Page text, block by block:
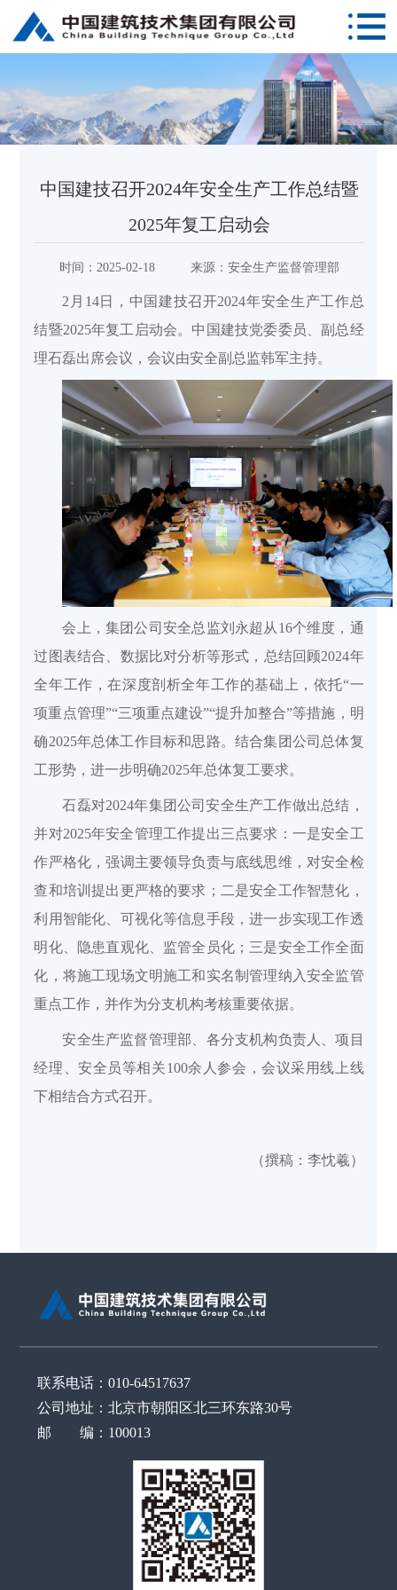
中国建技召开2024年安全生产工作总结暨
2025年复工启动会
时间： 2025-02-18 来源： 安全生产监督管理部
2月14日，中国建技召开2024年安全生产工作总
结暨2025年复工启动会。中国建技党委委员、副总经
理石磊出席会议，会议由安全副总监韩军主持。
会上，集团公司安全总监刘永超从16个维度，通
过图表结合、数据比对分析等形式，总结回顾2024年
全年工作，在深度剖析全年工作的基础上，依托“一
项重点管理”“三项重点建设”“提升加整合”等措施，明
确2025年总体工作目标和思路。结合集团公司总体复
工形势，进一步明确2025年总体复工要求。
石磊对2024年集团公司安全生产工作做出总结，
并对2025年安全管理工作提出三点要求：一是安全工
作严格化，强调主要领导负责与底线思维，对安全检
查和培训提出更严格的要求；二是安全工作智慧化，
利用智能化、可视化等信息手段，进一步实现工作透
明化、隐患直观化、监管全员化；三是安全工作全面
化，将施工现场文明施工和实名制管理纳入安全监管
重点工作，并作为分支机构考核重要依据。
安全生产监督管理部、各分支机构负责人、项目
经理、安全员等相关100余人参会，会议采用线上线
下相结合方式召开。
（撰稿：李忱羲）
联系电话：010-64517637
公司地址：北京市朝阳区北三环东路30号
邮 编：100013